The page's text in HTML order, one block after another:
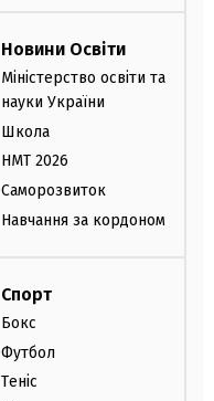
Новини Освіти
Міністерство освіти та
науки України
Школа
НМТ 2026
Саморозвиток
Навчання за кордоном
Спорт
Бокс
Футбол
Теніс